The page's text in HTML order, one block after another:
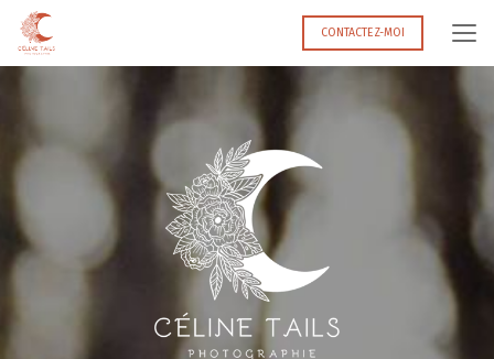
Aller
contenu
CONTACTEZ-MOI